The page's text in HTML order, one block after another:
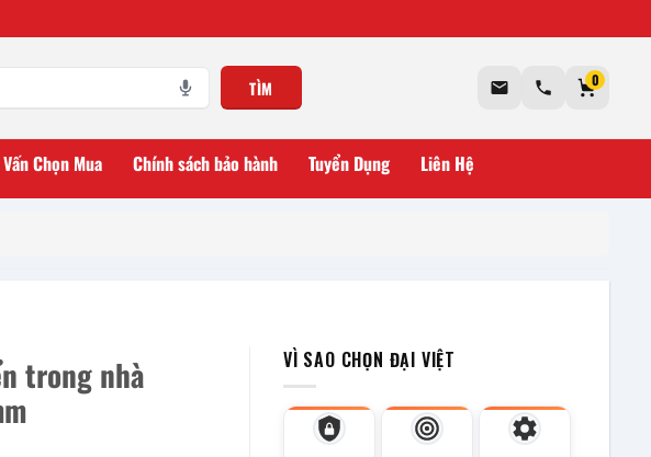
TÌM 0
Chọn Mua Chính sách bảo hành Tuyển Dụng Liên Hệ
trong nhà
VÌ SAO CHỌN ĐẠI VIỆT